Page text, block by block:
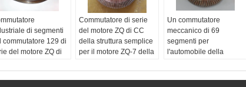
di segmenti
commutatore 129 di
del motore ZQ di
dei segmenti:
Commutatore di serie
del motore ZQ di CC
della struttura semplice
per il motore ZQ-7 della
nome:commutatore del
Un commutatore
meccanico di 69
segmenti per
l'automobile della
mineraria/di industriale